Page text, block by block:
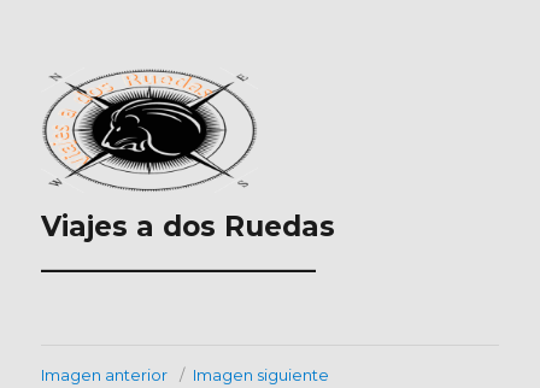
Viajes a dos Ruedas
___________________
Imagen anterior Imagen siguiente